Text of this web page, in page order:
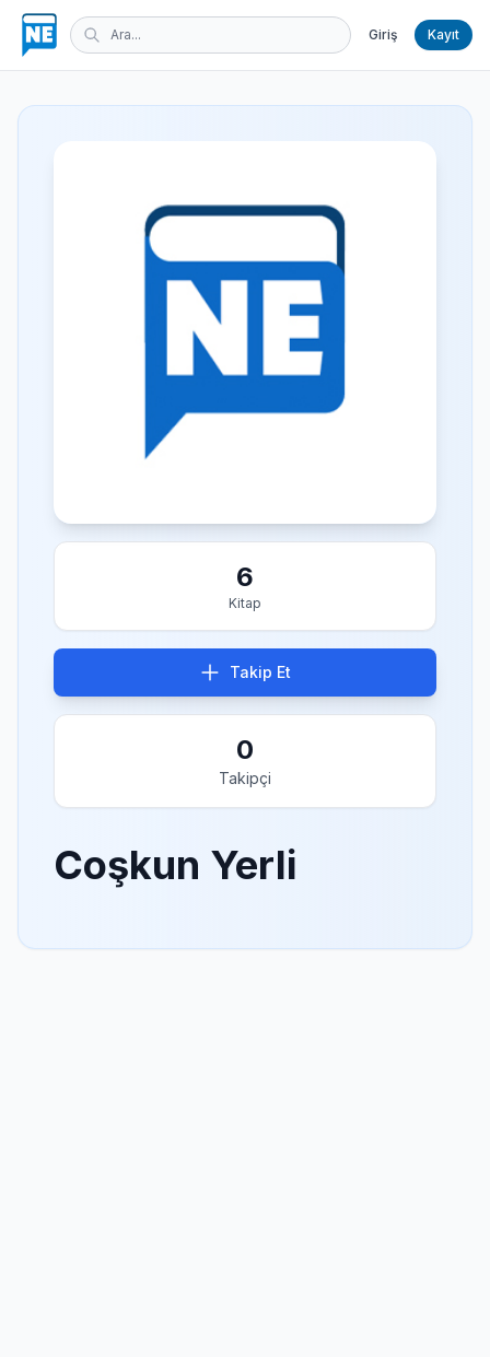
Giriş Kayıt
6
Kitap
Takip Et
0
Takipçi
Coşkun Yerli